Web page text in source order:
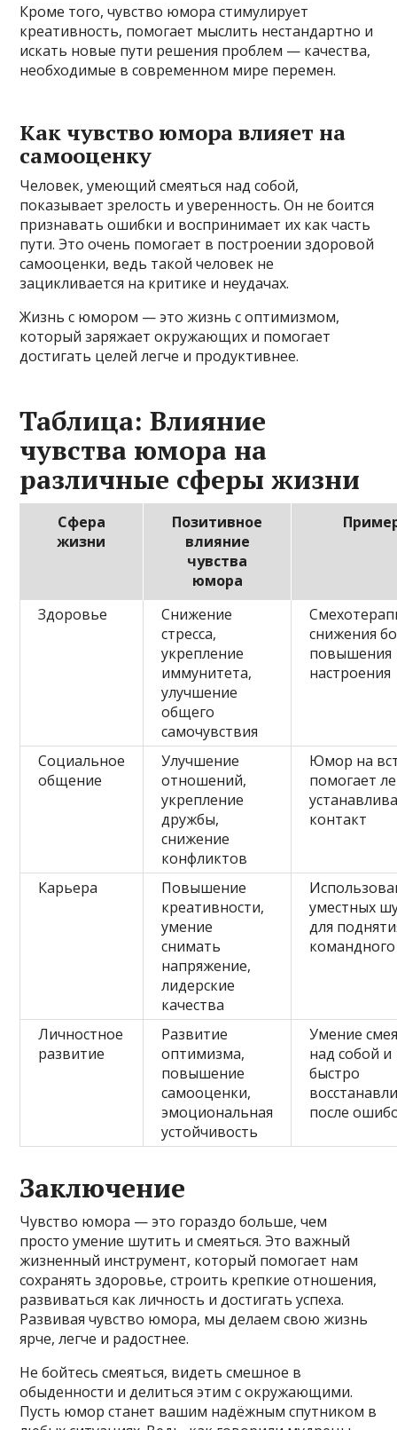
Кроме того, чувство юмора стимулирует
креативность, помогает мыслить нестандартно и
искать новые пути решения проблем — качества,
необходимые в современном мире перемен.
Как чувство юмора влияет на
самооценку
Человек, умеющий смеяться над собой,
показывает зрелость и уверенность. Он не боится
признавать ошибки и воспринимает их как часть
пути. Это очень помогает в построении здоровой
самооценки, ведь такой человек не
зацикливается на критике и неудачах.
Жизнь с юмором — это жизнь с оптимизмом,
который заряжает окружающих и помогает
достигать целей легче и продуктивнее.
Таблица: Влияние
чувства юмора на
различные сферы жизни
Сфера
жизни
Позитивное
влияние
чувства
юмора
Здоровье
Снижение
стресса,
укрепление
иммунитета,
улучшение
общего
самочувствия
снижения
повышения
настроения
Социальное
общение
Улучшение
отношений,
укрепление
дружбы,
снижение
конфликтов
Юмор на
помогает
контакт
Карьера
Повышение
креативности,
умение
снимать
напряжение,
лидерские
качества
уместных
для
командного
Личностное
развитие
Развитие
оптимизма,
повышение
самооценки,
эмоциональная
устойчивость
Умение
над собой и
быстро
после
Заключение
Чувство юмора — это гораздо больше, чем
просто умение шутить и смеяться. Это важный
жизненный инструмент, который помогает нам
сохранять здоровье, строить крепкие отношения,
развиваться как личность и достигать успеха.
Развивая чувство юмора, мы делаем свою жизнь
ярче, легче и радостнее.
Не бойтесь смеяться, видеть смешное в
обыденности и делиться этим с окружающими.
Пусть юмор станет вашим надёжным спутником в